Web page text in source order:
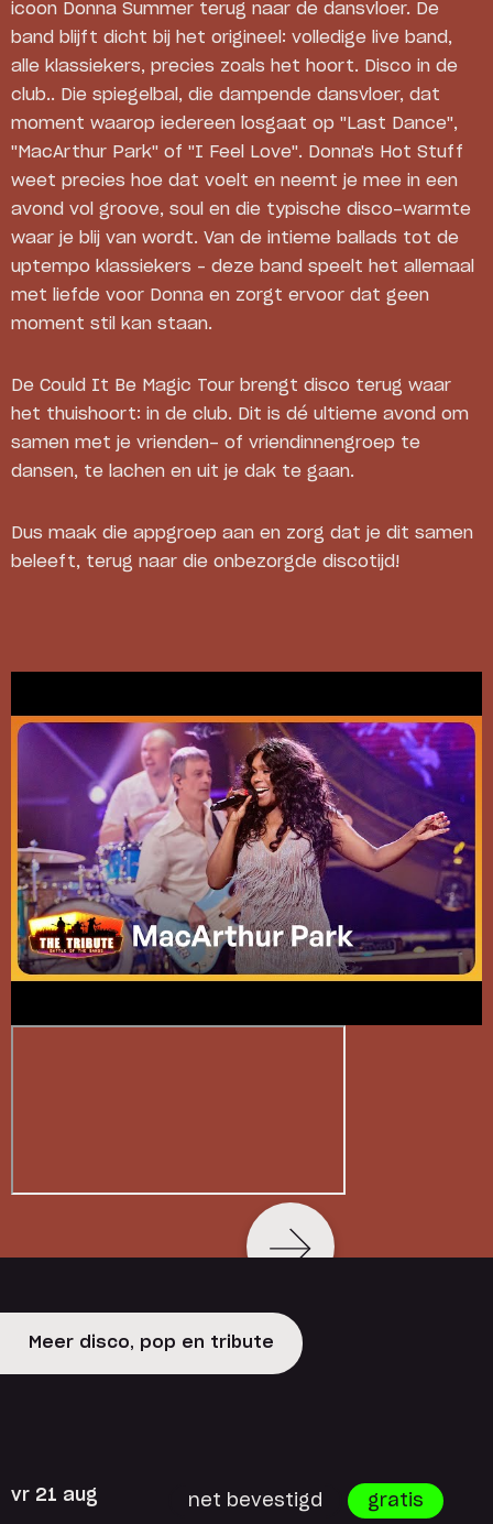
icoon Donna Summer terug naar de dansvloer. De
band blijft dicht bij het origineel: volledige live band,
alle klassiekers, precies zoals het hoort. Disco in de
club.. Die spiegelbal, die dampende dansvloer, dat
moment waarop iedereen losgaat op "Last Dance",
"MacArthur Park" of "I Feel Love". Donna's Hot Stuff
weet precies hoe dat voelt en neemt je mee in een
avond vol groove, soul en die typische disco-warmte
waar je blij van wordt. Van de intieme ballads tot de
uptempo klassiekers – deze band speelt het allemaal
met liefde voor Donna en zorgt ervoor dat geen
moment stil kan staan.
De Could It Be Magic Tour brengt disco terug waar
het thuishoort: in de club. Dit is dé ultieme avond om
samen met je vrienden- of vriendinnengroep te
dansen, te lachen en uit je dak te gaan.
Dus maak die appgroep aan en zorg dat je dit samen
beleeft, terug naar die onbezorgde discotijd!
Meer disco, pop en tribute
vr 21 aug net bevestigd gratis